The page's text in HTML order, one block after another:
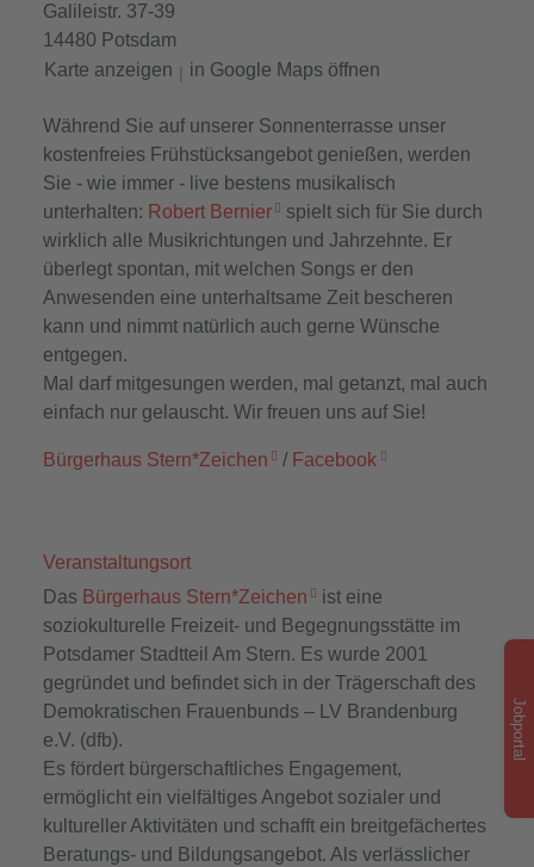
Galileistr. 37-39
14480 Potsdam
Karte anzeigen | in Google Maps öffnen
Während Sie auf unserer Sonnenterrasse unser
kostenfreies Frühstücksangebot genießen, werden
Sie - wie immer - live bestens musikalisch
unterhalten: Robert Bernier
spielt sich für Sie durch
wirklich alle Musikrichtungen und Jahrzehnte. Er
überlegt spontan, mit welchen Songs er den
Anwesenden eine unterhaltsame Zeit bescheren
kann und nimmt natürlich auch gerne Wünsche
entgegen.
Mal darf mitgesungen werden, mal getanzt, mal auch
einfach nur gelauscht. Wir freuen uns auf Sie!
Bürgerhaus Stern*Zeichen / Facebook
Veranstaltungsort
Das Bürgerhaus Stern*Zeichen
ist eine
soziokulturelle Freizeit- und Begegnungsstätte im
Potsdamer Stadtteil Am Stern. Es wurde 2001
gegründet und befindet sich in der Trägerschaft des
Demokratischen Frauenbunds – LV Brandenburg
e.V. (dfb).
Es fördert bürgerschaftliches Engagement,
ermöglicht ein vielfältiges Angebot sozialer und
kultureller Aktivitäten und schafft ein breitgefächertes
Beratungs- und Bildungsangebot. Als verlässlicher
Jobportal